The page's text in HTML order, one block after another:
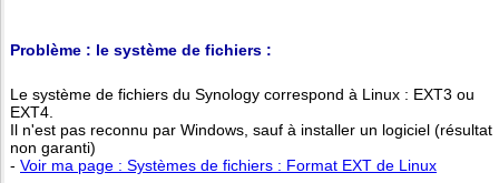
Problème : le système de fichiers :
Le système de fichiers du Synology correspond à Linux : EXT3 ou
EXT4.
Il n'est pas reconnu par Windows, sauf à installer un logiciel (résultat
non garanti)
- Voir ma page : Systèmes de fichiers : Format EXT de Linux